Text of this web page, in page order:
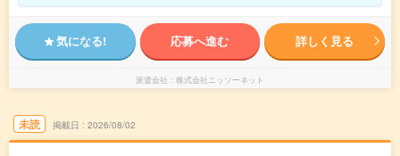
気になる! 応募へ進む 詳しく見る
派遣会社 株式会社ニッソーネット
未読 掲載日 2026/08/02